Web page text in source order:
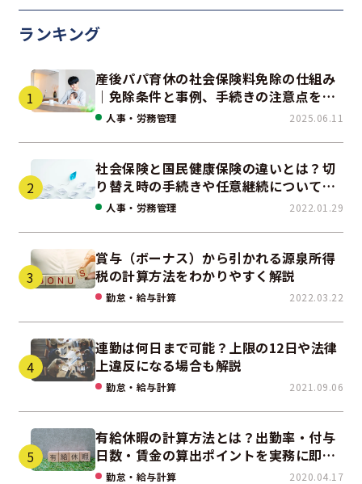
ランキング
産後パパ育休の社会保険料免除の仕組み
｜免除条件と事例、手続きの注意点を解
説人事・労務管理 2025.06.11
社会保険と国民健康保険の違いとは？切
り替え時の手続きや任意継続について解
説！
人事・労務管理 2022.01.29
賞与（ボーナス）から引かれる源泉所得
税の計算方法をわかりやすく解説
勤怠・給与計算 2022.03.22
連勤は何日まで可能？上限の12日や法律
上違反になる場合も解説
勤怠・給与計算 2021.09.06
有給休暇の計算方法とは？出勤率・付与
日数・賃金の算出ポイントを実務に即し
て解説
勤怠・給与計算 2020.04.17